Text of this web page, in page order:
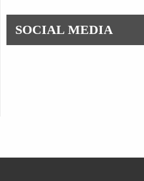
SOCIAL MEDIA